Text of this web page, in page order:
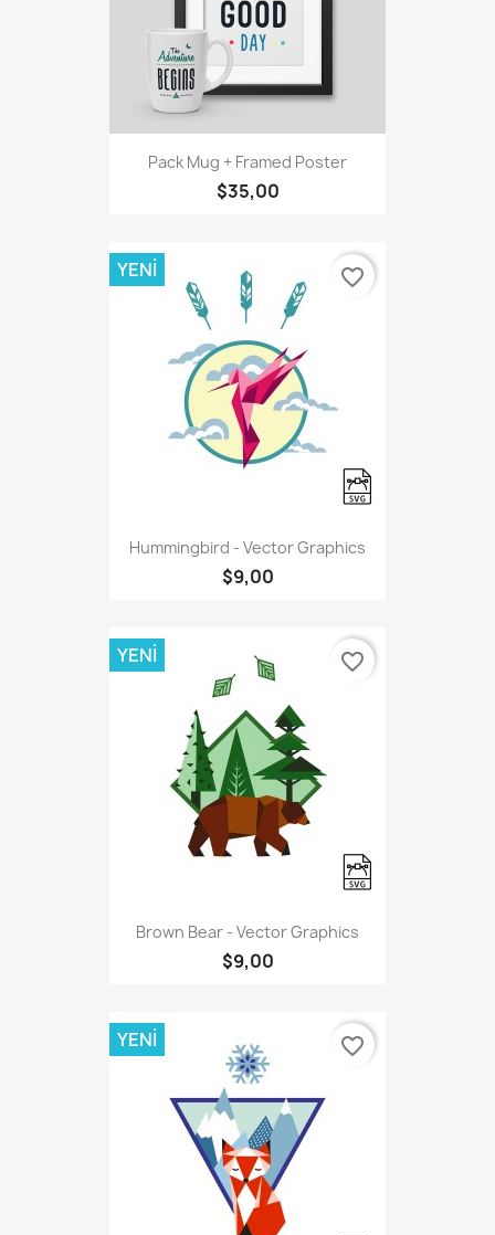
Pack Mug + Framed Poster
$35,00
Hummingbird - Vector Graphics
$9,00
YENI favorite_border
Brown Bear - Vector Graphics
$9,00
YENI favorite_border
YENI favorite_border